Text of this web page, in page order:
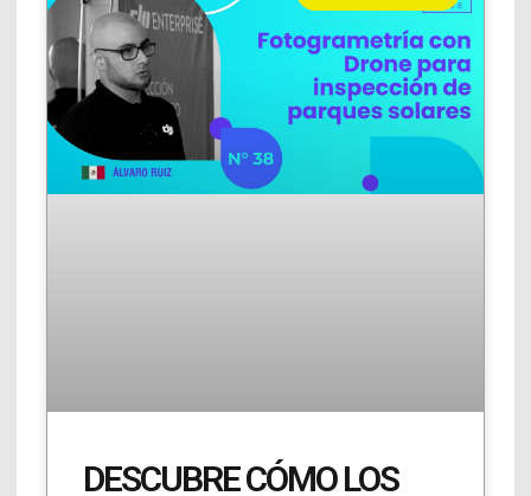
DESCUBRE CÓMO LOS